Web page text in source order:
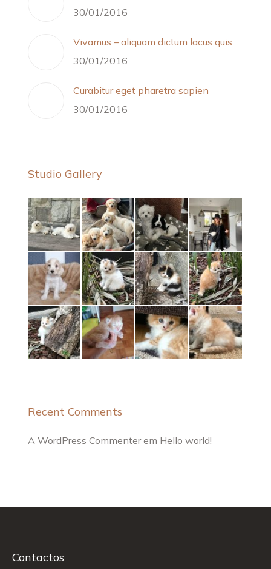
30/01/2016
Vivamus – aliquam dictum lacus quis
30/01/2016
Curabitur eget pharetra sapien
30/01/2016
Studio Gallery
Recent Comments
A WordPress Commenterem Hello world!
Contactos